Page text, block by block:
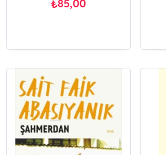
₺85,00